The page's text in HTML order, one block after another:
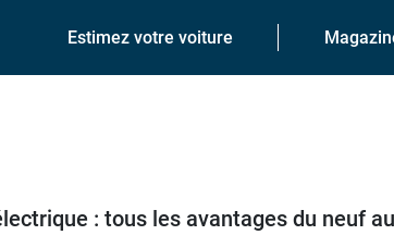
Estimez votre voiture
: tous les avantages du neuf